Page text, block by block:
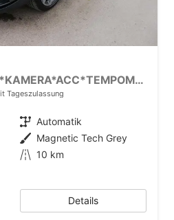
FR 2.0 TDI DSG DSG*KAMERA*ACC*TEMPOMAT*NAVI*3-ZONE KLIMAAUTOMATIK*VIRTUAL COCKPIT*
Tageszulassung
Getriebe Automatik
Außenfarbe Magnetic Tech Grey
Kilometerstand 10 km
Details